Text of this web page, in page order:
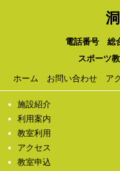
電話番号 総
スポーツ教
ホーム お問い合わせ ア
施設紹介
利用案内
教室利用
アクセス
教室申込